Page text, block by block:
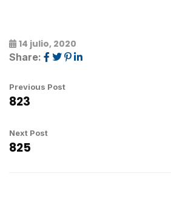
14 julio, 2020
Share:
Previous Post
823
Next Post
825